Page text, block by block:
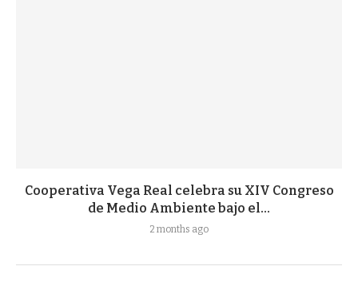
Cooperativa Vega Real celebra su XIV Congreso
de Medio Ambiente bajo el...
2 months ago